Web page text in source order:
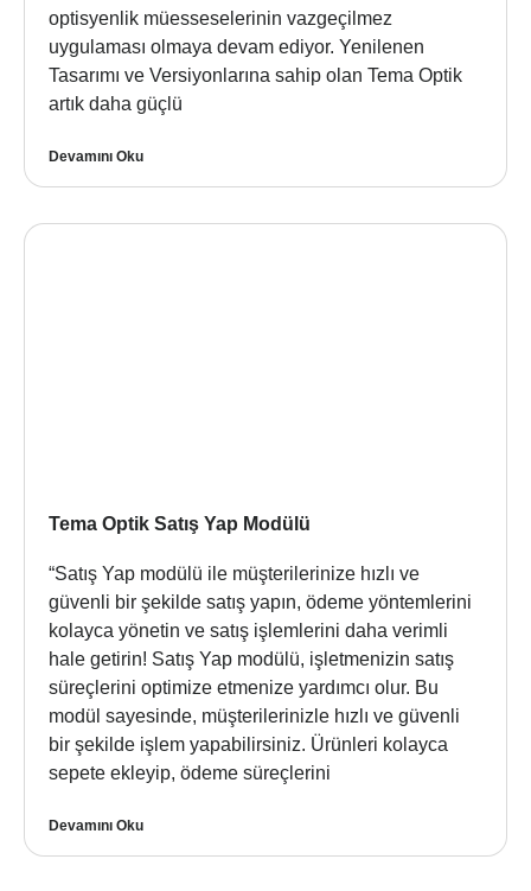
optisyenlik müesseselerinin vazgeçilmez
uygulaması olmaya devam ediyor. Yenilenen
Tasarımı ve Versiyonlarına sahip olan Tema Optik
artık daha güçlü
Devamını Oku
Tema Optik Satış Yap Modülü
“Satış Yap modülü ile müşterilerinize hızlı ve
güvenli bir şekilde satış yapın, ödeme yöntemlerini
kolayca yönetin ve satış işlemlerini daha verimli
hale getirin! Satış Yap modülü, işletmenizin satış
süreçlerini optimize etmenize yardımcı olur. Bu
modül sayesinde, müşterilerinizle hızlı ve güvenli
bir şekilde işlem yapabilirsiniz. Ürünleri kolayca
sepete ekleyip, ödeme süreçlerini
Devamını Oku